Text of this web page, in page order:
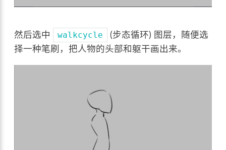
然后选中 walkcycle
(步态循环) 图层，随便选
择一种笔刷，把人物的头部和躯干画出来。